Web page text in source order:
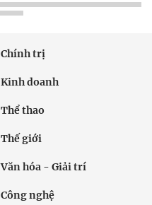
Chính trị
Kinh doanh
Thể thao
Thế giới
Văn hóa - Giải trí
Công nghệ